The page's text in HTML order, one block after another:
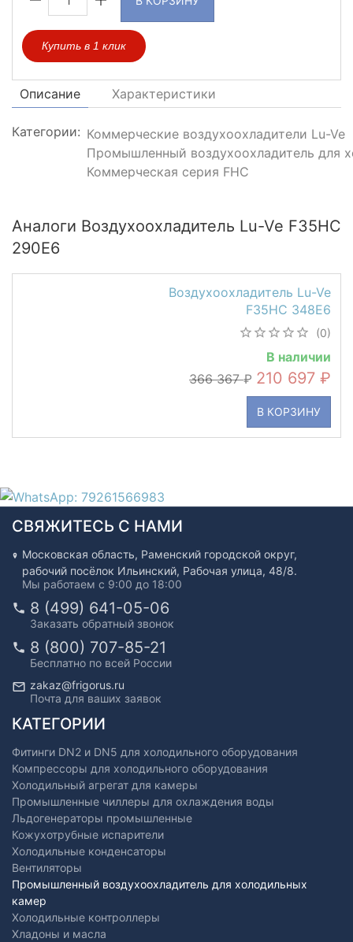
Купить в 1 клик
Описание Характеристики
Категории: Коммерческие воздухоохладители Lu-Ve
Промышленный воздухоохладитель для
Коммерческая серия FHC
Аналоги Воздухоохладитель Lu-Ve F35HC
290E6
Воздухоохладитель Lu-Ve
F35HC 348E6
(0)
В наличии
366 367
210 697
В КОРЗИНУ
СВЯЖИТЕСЬ С НАМИ
Московская область, Раменский городской округ,
рабочий посёлок Ильинский, Рабочая улица, 48/8.
Мы работаем с 9:00 до 18:00
8 (499) 641-05-06
Заказать обратный звонок
8 (800) 707-85-21
Бесплатно по всей России
zakaz@frigorus.ru
Почта для ваших заявок
КАТЕГОРИИ
Фитинги DN2 и DN5 для холодильного оборудования
Компрессоры для холодильного оборудования
Холодильный агрегат для камеры
Промышленные чиллеры для охлаждения воды
Льдогенераторы промышленные
Кожухотрубные испарители
Холодильные конденсаторы
Вентиляторы
Промышленный воздухоохладитель для холодильных
камер
Холодильные контроллеры
Хладоны и масла